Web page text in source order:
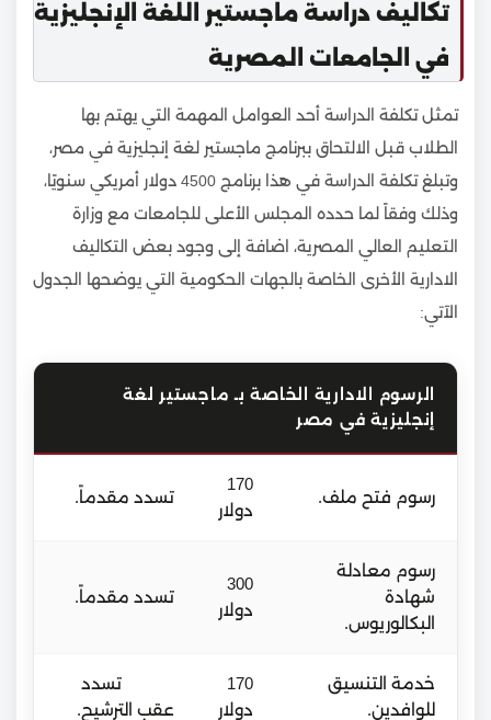
تكاليف دراسة ماجستير اللغة الإنجليزية
في الجامعات المصرية
تمثل تكلفة الدراسة أحد العوامل المهمة التي يهتم بها
الطلاب قبل الالتحاق ببرنامج ماجستير لغة إنجليزية في مصر،
وتبلغ تكلفة الدراسة في هذا برنامج 4500 دولار أمريكي سنويًا،
وذلك وفقاً لما حدده المجلس الأعلى للجامعات مع وزارة
التعليم العالي المصرية، اضافة إلى وجود بعض التكاليف
الادارية الأخرى الخاصة بالجهات الحكومية التي يوضحها الجدول
الآتي:
الرسوم الادارية الخاصة بـ ماجستير لغة
إنجليزية في مصر
رسوم فتح ملف.
170
دولار
تسدد مقدماً.
رسوم معادلة
شهادة
البكالوريوس.
300
دولار
تسدد مقدماً.
خدمة التنسيق
للوافدين.
170
دولار
تسدد
عقب الترشيح.